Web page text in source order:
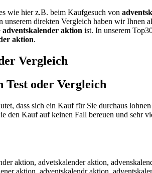
wie hier z.B. beim Kaufgesuch von
direkten Vergleich haben wir
adventskalender aktion ist. In unserem
aktion.
Vergleich
Test oder Vergleich
dass sich ein Kauf für Sie durchaus
den Kauf auf keinen Fall bereuen und sehr
aotion, adventskalender akrion, adventskalender akfion, adventskalender akgion, adventskalender akhion, adventskalender akyion, adventskalender ak5ion, adventskalender ak6ion, adventskalender aktuon, adventskalender aktjon, adventskalender aktkon, adventskalender aktlon, adventskalender aktoon, adventskalender akt8on, adventskalender akt9on, adventskalender aktiin, adventskalender aktikn, adventskalender aktiln, adventskalender aktipn, adventskalender akti9n, adventskalender akti0n, adventskalender aktio , adventskalender aktiob, adventskalender aktiog, adventskalender aktioh, adventskalender aktioj, adventskalender aktiom, qadventskalender aktion, aqdventskalender aktion, wadventskalender aktion, awdventskalender aktion, zadventskalender aktion, azdventskalender aktion, xadventskalender aktion, axdventskalender aktion, adxventskalender aktion, asdventskalender aktion, adsventskalender aktion, adwventskalender aktion, aedventskalender aktion, adeventskalender aktion, ardventskalender aktion, adrventskalender aktion, afdventskalender aktion, adfventskalender aktion, avdventskalender aktion, acdventskalender aktion, adcventskalender aktion, ad ventskalender aktion, adv entskalender aktion, advcentskalender aktion, advdentskalender aktion, advfentskalender aktion, adgventskalender aktion, advgentskalender aktion, adbventskalender aktion, advbentskalender aktion, advwentskalender aktion, advewntskalender aktion, advsentskalender aktion, advesntskalender aktion, advedntskalender aktion, advefntskalender aktion, advrentskalender aktion, adverntskalender aktion, adv3entskalender aktion, adve3ntskalender aktion, adv4entskalender aktion, adve4ntskalender aktion, adve ntskalender aktion, adven tskalender aktion, advebntskalender aktion, advenbtskalender aktion, advegntskalender aktion, advengtskalender aktion, advehntskalender aktion, advenhtskalender aktion, advejntskalender aktion, advenjtskalender aktion, advemntskalender aktion, advenmtskalender aktion, advenrtskalender aktion, adventrskalender aktion, advenftskalender aktion,